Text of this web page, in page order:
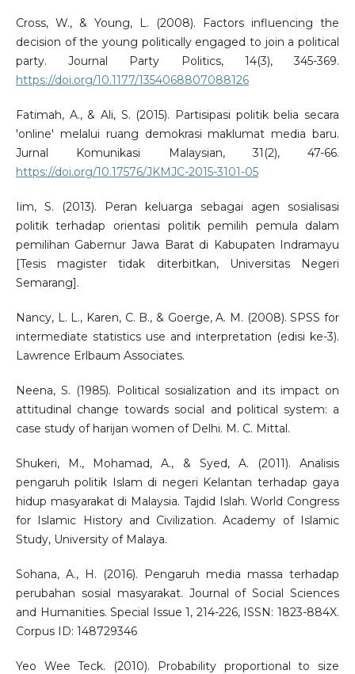
Cross, W., & Young, L. (2008). Factors influencing the
decision of the young politically engaged to join a political
party. Journal Party Politics, 14(3), 345-369.
https://doi.org/10.1177/1354068807088126
Fatimah, A., & Ali, S. (2015). Partisipasi politik belia secara
'online' melalui ruang demokrasi maklumat media baru.
Jurnal Komunikasi Malaysian, 31(2), 47-66.
https://doi.org/10.17576/JKMJC-2015-3101-05
Iim, S. (2013). Peran keluarga sebagai agen sosialisasi
politik terhadap orientasi politik pemilih pemula dalam
pemilihan Gabernur Jawa Barat di Kabupaten Indramayu
[Tesis magister tidak diterbitkan, Universitas Negeri
Semarang].
Nancy, L. L., Karen, C. B., & Goerge, A. M. (2008). SPSS for
intermediate statistics use and interpretation (edisi ke-3).
Lawrence Erlbaum Associates.
Neena, S. (1985). Political sosialization and its impact on
attitudinal change towards social and political system: a
case study of harijan women of Delhi. M. C. Mittal.
Shukeri, M., Mohamad, A., & Syed, A. (2011). Analisis
pengaruh politik Islam di negeri Kelantan terhadap gaya
hidup masyarakat di Malaysia. Tajdid Islah. World Congress
for Islamic History and Civilization. Academy of Islamic
Study, University of Malaya.
Sohana, A., H. (2016). Pengaruh media massa terhadap
perubahan sosial masyarakat. Journal of Social Sciences
and Humanities. Special Issue 1, 214-226, ISSN: 1823-884X.
Corpus ID: 148729346
Yeo Wee Teck. (2010). Probability proportional to size